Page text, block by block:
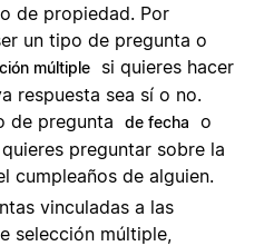
de propiedad. Por
un tipo de pregunta o
múltiple
si quieres hacer
respuesta sea sí o no.
de pregunta
de fecha
o
preguntar sobre la
cumpleaños de alguien.
vinculadas a las
selección múltiple,